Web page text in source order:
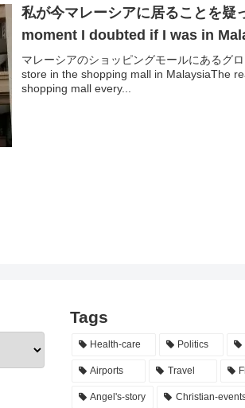
私が今マレーシアに居ることを疑
moment I doubted if I was in
マレーシアのショッピングモールにあるグ
store in the shopping mall in MalaysiaThe
shopping mall every...
Tags
Health-care Politics
Airports Travel
Angel's-story Christian-